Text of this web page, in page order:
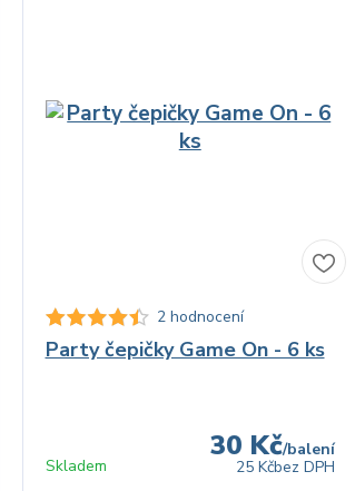
2 hodnocení
Party čepičky Game On - 6 ks
30 Kč/balení
25 Kčbez DPH
Skladem